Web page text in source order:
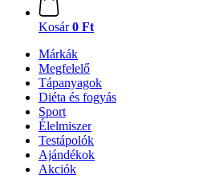
Kosár 0 Ft
Márkák
Megfelelő
Tápanyagok
Diéta és fogyás
Sport
Élelmiszer
Testápolók
Ajándékok
Akciók